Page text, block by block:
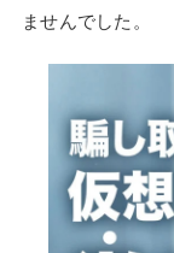
ませんでした。